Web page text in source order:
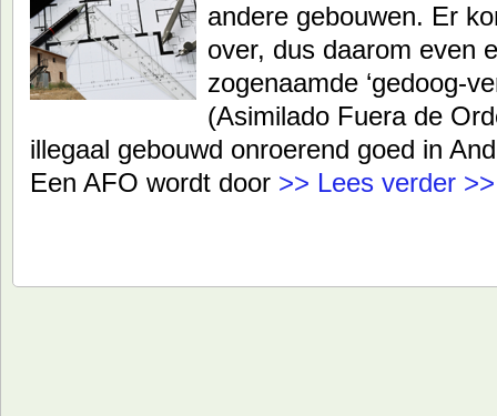
andere gebouwen. Er
over, dus daarom even
zogenaamde ‘gedoog-
(Asimilado Fuera de
illegaal gebouwd onroerend goed in
Een AFO wordt door >> Lees verder >>